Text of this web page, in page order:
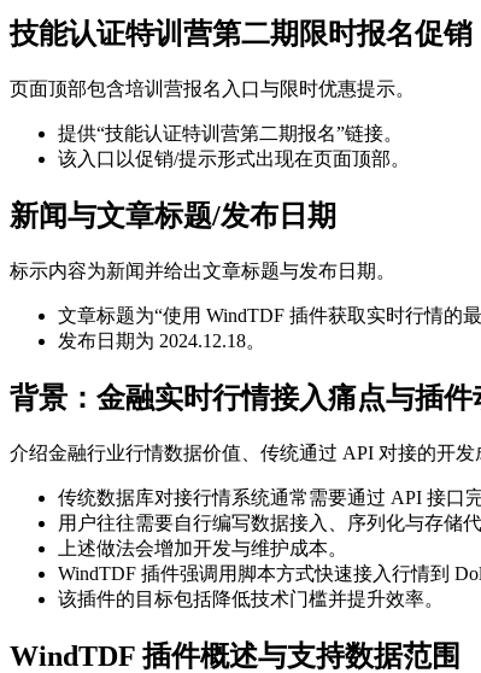
技能认证特训营第二期限时报名促销
页面顶部包含培训营报名入口与限时优惠提示。
提供“技能认证特训营第二期报名”链接。
该入口以促销/提示形式出现在页面顶部。
新闻与文章标题/发布日期
标示内容为新闻并给出文章标题与发布日期。
文章标题为“使用 WindTDF 插件获取实时行情的最
发布日期为 2024.12.18。
背景：金融实时行情接入痛点与插件
介绍金融行业行情数据价值、传统通过 API 对接的开
传统数据库对接行情系统通常需要通过 API 接口完
用户往往需要自行编写数据接入、序列化与存储代
上述做法会增加开发与维护成本。
WindTDF 插件强调用脚本方式快速接入行情到
该插件的目标包括降低技术门槛并提升效率。
WindTDF 插件概述与支持数据范围